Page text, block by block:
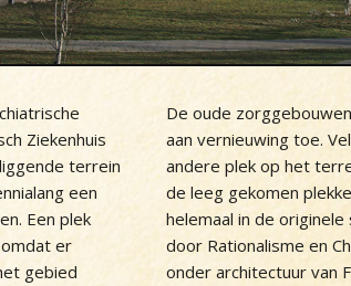
Ziekenhuis
terrein
een
Een plek
er
gebied
De oude
aan vernieuwing toe.
andere plek op het
de leeg gekomen
helemaal in de
door Rationalisme en
onder architectuur van